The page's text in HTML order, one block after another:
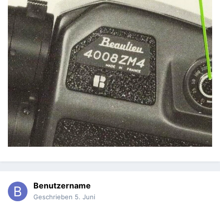
Benutzername
Geschrieben 5. Juni